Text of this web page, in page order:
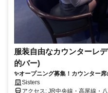
服装自由なカウンターレ
的バー)
✨オープニング募集！カウンター
要！自由出勤！
Sisters
アクセス: JR中央線・高尾線・八高線・横浜線：八王子駅 京王線：京